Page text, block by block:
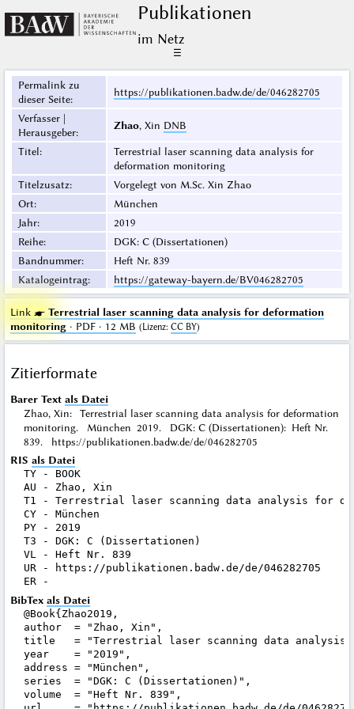
Publikationen
im Netz
☰
Permalink zu
dieser Seite:
https://publikationen.badw.de/de/046282705
Verfasser |
Herausgeber:
Zhao, Xin DNB
Titel:
Terrestrial laser scanning data analysis for
deformation monitoring
Titelzusatz:
Vorgelegt von M.Sc. Xin Zhao
Ort:
München
Jahr:
2019
Reihe:
DGK: C (Dissertationen)
Bandnummer:
Heft Nr. 839
Katalogeintrag: https://gateway-bayern.de/BV046282705
Link ☛ Terrestrial laser scanning data analysis for deformation
monitoring· PDF · 12 MB (Lizenz: CC BY)
Zitierformate
Barer Text als Datei
Zhao, Xin: Terrestrial laser scanning data analysis for deformation
monitoring. München 2019. DGK: C (Dissertationen): Heft Nr.
839. https://publikationen.badw.de/de/046282705
RIS als Datei
TY - BOOK
AU - Zhao, Xin
T1 - Terrestrial laser scanning data analysis for
CY - München
PY - 2019
T3 - DGK: C (Dissertationen)
VL - Heft Nr. 839
UR - https://publikationen.badw.de/de/046282705
BibTex als Datei
@Book{Zhao2019,
author  = "Zhao, Xin",
title   = "Terrestrial laser scanning data analysis
year    = "2019",
address = "München",
series  = "DGK: C (Dissertationen)",
volume  = "Heft Nr. 839",